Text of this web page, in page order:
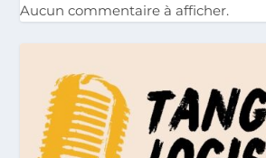
Aucun commentaire à afficher.